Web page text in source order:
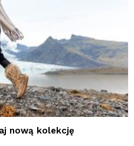
nową kolekcję